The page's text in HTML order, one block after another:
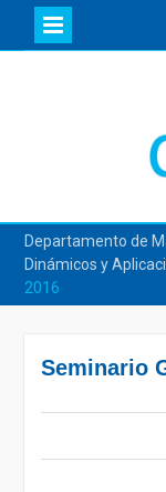
Departamento de
Dinámicos y
2016
Seminario